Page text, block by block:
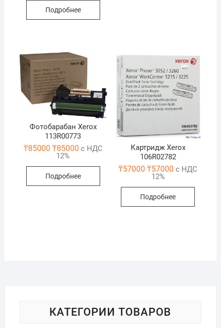
Подробнее
Фотобарабан Xerox
113R00773
₸85000 ₸85000 с НДС
12%
Подробнее
Картридж Xerox
106R02782
₸57000 ₸57000 с НДС
12%
Подробнее
КАТЕГОРИИ ТОВАРОВ